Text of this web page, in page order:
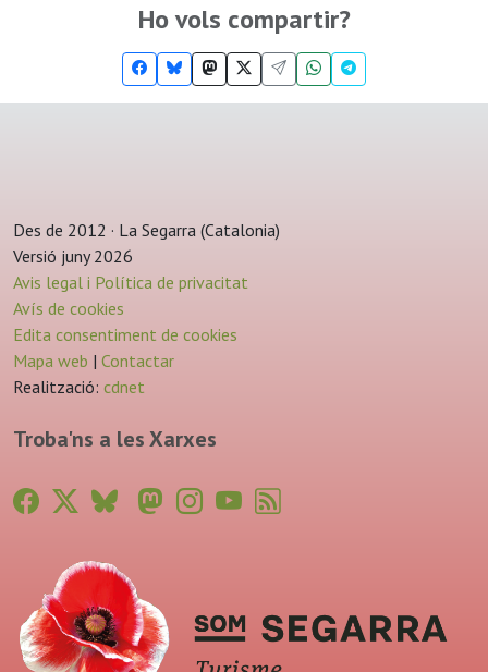
Ho vols compartir?
Des de 2012 · La Segarra (Catalonia)
Versió juny 2026
Avis legal i Política de privacitat
Avís de cookies
Edita consentiment de cookies
Mapa web | Contactar
Realització: cdnet
Troba'ns a les Xarxes